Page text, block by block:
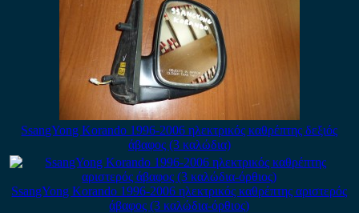
SsangYong Korando 1996-2006 ηλεκτρικός καθρέπτης δεξιός
άβαφος (3 καλώδια)
SsangYong Korando 1996-2006 ηλεκτρικός καθρέπτης αριστερός
άβαφος (3 καλώδια-όρθιος)